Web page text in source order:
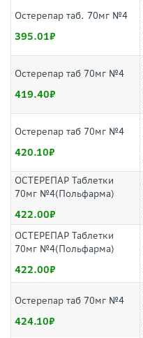
Остерепар таб. 70мг №4
395.01
Остерепар таб 70мг №4
419.40
Остерепар таб 70мг №4
420.10
ОСТЕРЕПАР Таблетки
70мг №4(Польфарма)
422.00
ОСТЕРЕПАР Таблетки
70мг №4(Польфарма)
422.00
Остерепар таб 70мг №4
424.10